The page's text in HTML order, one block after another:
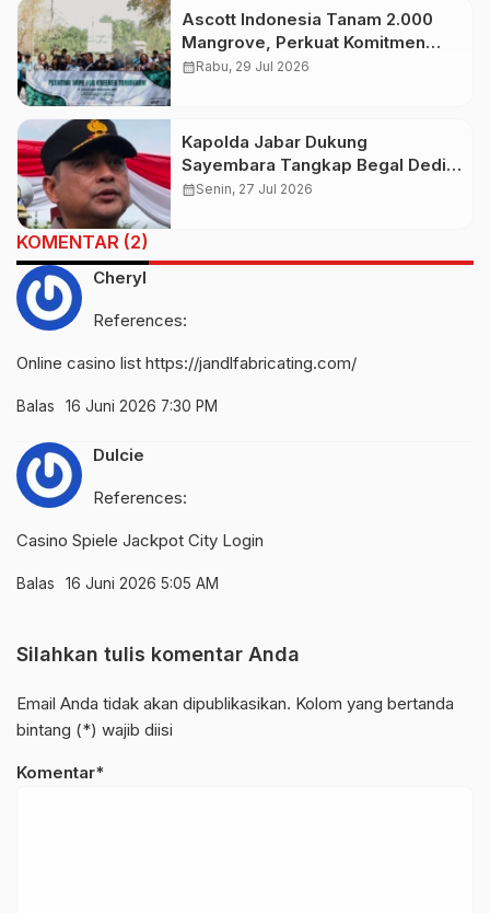
Ascott Indonesia Tanam 2.000
Mangrove, Perkuat Komitmen
Jaga Ekosistem Pesisir
calendar_monthRabu, 29 Jul 2026
Kapolda Jabar Dukung
Sayembara Tangkap Begal Dedi
Mulyadi, Warga Berpeluang Raih
calendar_monthSenin, 27 Jul 2026
KOMENTAR (2)
Cheryl
References:
Online casino list https://jandlfabricating.com/
Balas 16 Juni 2026 7:30 PM
Dulcie
References:
Casino Spiele Jackpot City Login
Balas 16 Juni 2026 5:05 AM
Silahkan tulis komentar Anda
Email Anda tidak akan dipublikasikan. Kolom yang bertanda
bintang (*) wajib diisi
Komentar*